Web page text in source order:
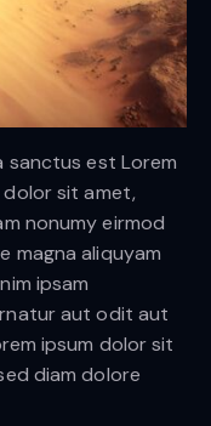
sanctus est Lorem
dolor sit amet,
nonumy eirmod
magna aliquyam
ipsam
aut odit aut
ipsum dolor sit
diam dolore